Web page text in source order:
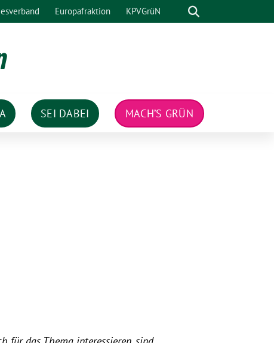
Europafraktion KPVGrüN Suche
SEI DABEI MACH’S GRÜN